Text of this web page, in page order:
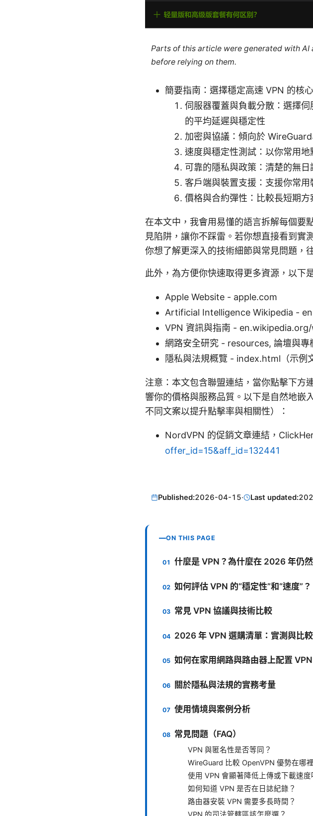
Parts of this article were generated with
before relying on them.
簡要指南：選擇穩定高速 VPN 的核
伺服器覆蓋與負載分散：選擇
的平均延遲與穩定性
加密與協議：傾向於
速度與穩定性測試：以你常用
可靠的隱私與政策：清楚的無
客戶端與裝置支援：支援你常
價格與合約彈性：比較長短期
在本文中，我會用易懂的語言拆解每個要
見陷阱，讓你不踩雷。若你想直接看到實
你想了解更深入的技術細節與常見問題，
此外，為方便你快速取得更多資源，以下
Apple Website - apple.com
Artificial Intelligence Wikipedia -
VPN 資訊與指南 -
網路安全研究 - resources, 論壇與專
隱私與法規概覽 - index.html（示例
注意：本文包含聯盟連結，當你點擊下方
響你的價格與服務品質。以下是自然地嵌
不同文案以提升點擊率與相關性）：
NordVPN 的促銷文章連結，
offer_id=15&aff_id=132441
Published:2026-04-15· Last updated:
ON THIS PAGE
什麼是 VPN？為什麼在 2026 年仍
如何評估 VPN 的“穩定性”和“速度”？
常見 VPN 協議與技術比較
2026 年 VPN 選購清單：實測與比較
如何在家用網路與路由器上配置 VPN
關於隱私與法規的實務考量
使用情境與案例分析
常見問題（FAQ）
VPN 與匿名性是否等同？
WireGuard 比較 OpenVPN 優勢在哪
使用 VPN 會顯著降低上傳或下載速度
如何知道 VPN 是否在日誌紀錄？
路由器安裝 VPN 需要多長時間？